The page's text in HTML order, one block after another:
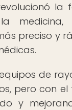
la
medicina,
preciso y
de
pero con
y